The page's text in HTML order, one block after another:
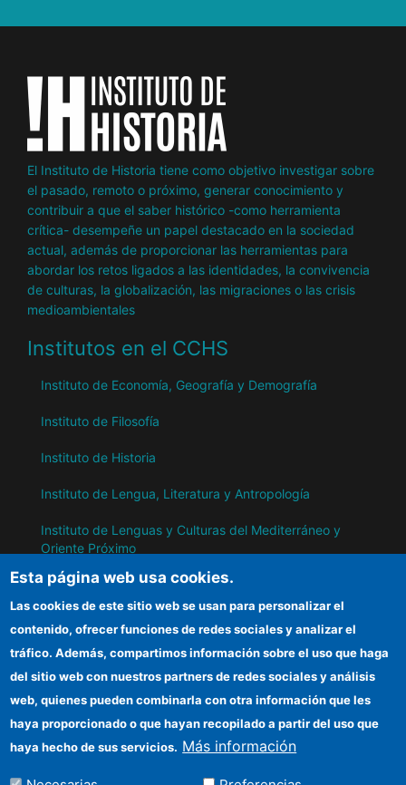
El Instituto de Historia tiene como objetivo investigar sobre
el pasado, remoto o próximo, generar conocimiento y
contribuir a que el saber histórico -como herramienta
crítica- desempeñe un papel destacado en la sociedad
actual, además de proporcionar las herramientas para
abordar los retos ligados a las identidades, la convivencia
de culturas, la globalización, las migraciones o las crisis
medioambientales
Institutos en el CCHS
Instituto de Economía, Geografía y Demografía
Instituto de Filosofía
Instituto de Historia
Instituto de Lengua, Literatura y Antropología
Instituto de Lenguas y Culturas del Mediterráneo y
Oriente Próximo
Instituto de Políticas y Bienes Públicos
IH
Sede electrónica CSIC
Información para proveedores
Organismos financiadores
Esta página web usa cookies.
Las cookies de este sitio web se usan para personalizar el
contenido, ofrecer funciones de redes sociales y analizar el
tráfico. Además, compartimos información sobre el uso que haga
del sitio web con nuestros partners de redes sociales y análisis
web, quienes pueden combinarla con otra información que les
haya proporcionado o que hayan recopilado a partir del uso que
haya hecho de sus servicios. Más información